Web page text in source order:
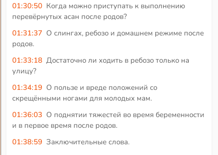
01:30:50 Когда можно приступать к выполнению
перевёрнутых асан после родов?
01:31:37 О слингах, ребозо и домашнем режиме после
родов.
01:33:18 Достаточно ли ходить в ребозо только на
улицу?
01:34:19 О пользе и вреде положений со
скрещёнными ногами для молодых мам.
01:36:03 О поднятии тяжестей во время беременности
и в первое время после родов.
01:38:59 Заключительные слова.